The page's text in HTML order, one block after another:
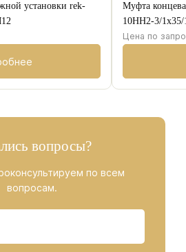
установки rek-
Муфта
10HH2-3/
Цена по
вопросы?
по всем
вопросам.